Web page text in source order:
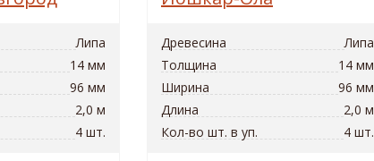
Липа
14 мм
96 мм
2,0 м
4 шт.
Древесина
Липа
Толщина
14 мм
Ширина
96 мм
Длина
2,0 м
Кол-во шт. в уп.
4 шт.